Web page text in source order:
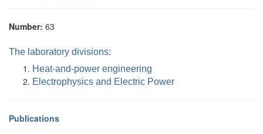
Number: 63
The laboratory divisions:
Heat-and-power engineering
Electrophysics and Electric Power
Publications